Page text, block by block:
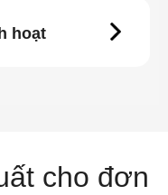
hoạt
cho đơn